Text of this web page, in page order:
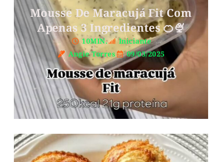
Mousse De Maracujá Fit Com
Apenas 3 Ingredientes 🍊🍨
10MIN.
Iniciante
Angie Torres
09/03/2025